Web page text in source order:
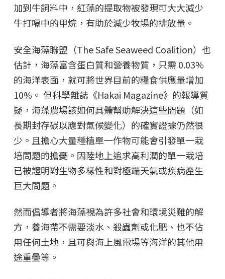
加到牛飼料中，紅藻的提取物被發現可大大減少
牛打嗝中的甲烷，有助於減少牧場的排放量。
安全海藻聯盟（The Safe Seaweed Coalition）也
估計，海藻富含蛋白質和營養物質，只需 0.03%
的海洋表面，就可將世界目前的糧食供應量增加
10%。 但科學雜誌《Hakai Magazine》的報導質
疑，海藻農場該如何具體幫助解決這些問題（如
長期封存碳以應對氣候變化）的確實證據仍然很
少。且擔心大量種植單一作物可能會引發單一栽
培問題的擔憂。因陸地上追求高利潤的單一栽培
已被證明對生物多樣性和對極端天氣或疾病產生
巨大問題。
然而倡導者將海藻視為許多社會和環境災難的解
方，養海帶不需要淡水、殺蟲劑或化肥、也不佔
用任何土地，且可與海上風電場等海洋的其他用
途重疊等。